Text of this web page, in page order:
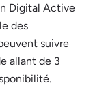
Digital Active
des
suivre
allant de 3